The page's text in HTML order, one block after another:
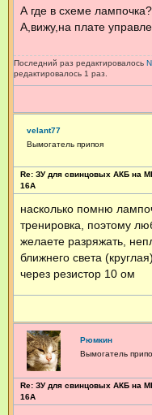
А где в схеме лампочка?
А,вижу,на плате
Последний раз редактировалось
редактировалось 1 раз.
velant77
Вымогатель припоя
Re: ЗУ для свинцовых АКБ на
16А
насколько помню
тренировка, поэтому
желаете разряжать,
ближнего света
через резистор 10 ом
Рюмкин
Вымогатель
Re: ЗУ для свинцовых АКБ на
16А